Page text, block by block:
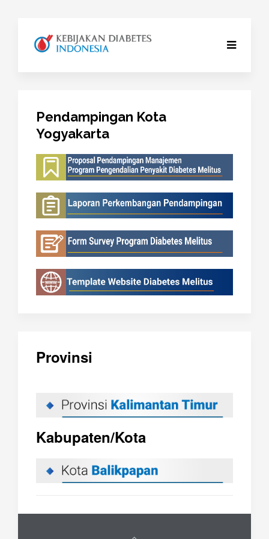
Pendampingan Kota
Yogyakarta
Provinsi
Kabupaten/Kota